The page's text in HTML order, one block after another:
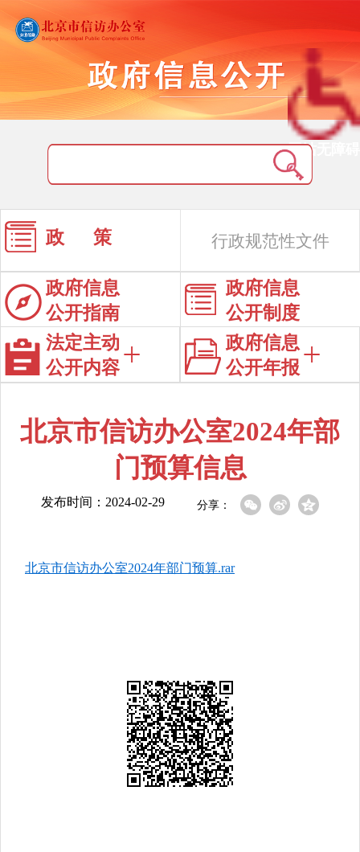
网站无障碍
政 策 行政规范性文件
政府信息
公开指南
政府信息
公开制度
法定主动
公开内容
政府信息
公开年报
北京市信访办公室2024年部
门预算信息
发布时间：2024-02-29 分享：
北京市信访办公室2024年部门预算.rar